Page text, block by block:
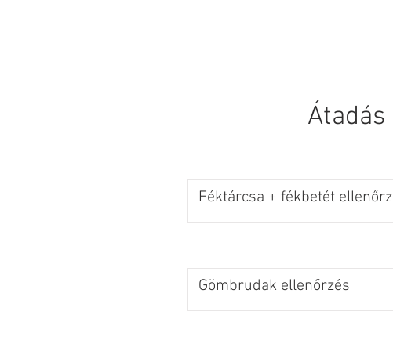
Átadás
Féktárcsa + fékbetét
Gömbrudak ellenőrzés